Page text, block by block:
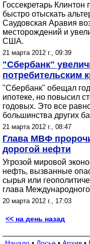
Госсекретарь
быстро отыскать
Саудовская Аравия
месторождений и
США.
21 марта 2012 г., 09:39
"Сбербанк"
потребительским
"Сбербанк" обещал
ипотеке, но повысил
годовых. Это все
большинства других
21 марта 2012 г., 08:47
Глава МВФ
дорогой нефти
Угрозой мировой
нефть, вызванные
сырья или
глава
20 марта 2012 г., 17:03
<< на день назад